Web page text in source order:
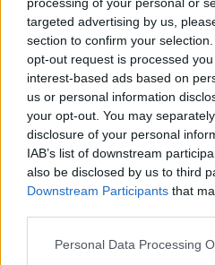
targeted advertising by us,
section to confirm your
opt-out request is processed
interest-based ads based on
us or personal information
your opt-out. You may
disclosure of your personal
IAB’s list of downstream
also be disclosed by us to third
Downstream Participants that
Please note that this website/
Personal Data Processing
4 Ωδή στη γάτα: Το
σε κανέναν, αλλά
5Η FIFA απάντησε στις
ερωμένη του
αναληθείς και
Πιο
να απολογηθεί την
συμμετείχε στη
100.000 άτομα»